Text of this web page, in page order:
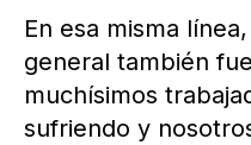
En esa misma
general también
muchísimos
sufriendo y